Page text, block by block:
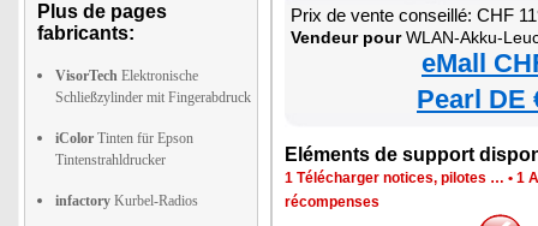
Plus de pages
fabricants:
VisorTech Elektronische
Schließzylinder mit Fingerabdruck
iColor Tinten für Epson
Tintenstrahldrucker
infactory Kurbel-Radios
Prix de vente conseillé: CHF
Vendeur pourWLAN-Akku-
eMall
Pearl DE
Eléments de support
1 Télécharger notices, pilotes … • 1
récompenses